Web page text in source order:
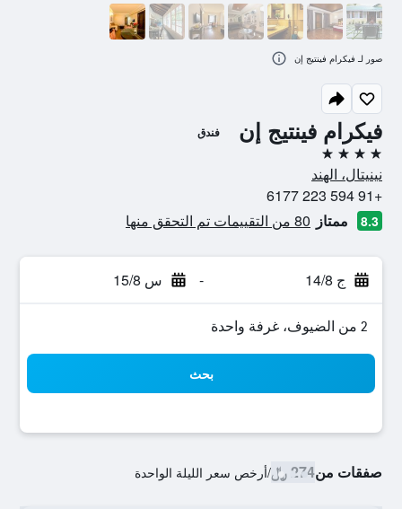
فيكرام فينتيج إن فندق
4 نجوم
نينيتال، الهند
+91 594 223 6177
8.3 ممتاز 80 من التقييمات تم التحقق منها
ج 14/8 - س 15/8
2 من الضيوف، غرفة واحدة
بحث
صفقات من274 ﷼ /أرخص سعر الليلة الواحدة
صور لـ فيكرام فينتيج إن